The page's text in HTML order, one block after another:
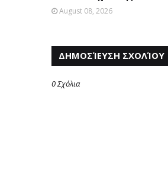
August 08, 2026
ΔΗΜΟΣΊΕΥΣΗ ΣΧΟΛΊΟΥ
0 Σχόλια